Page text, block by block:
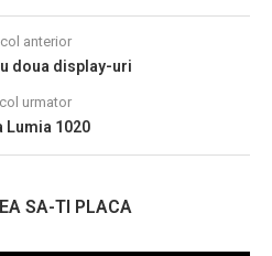
anterior
doua display-uri
urmator
Lumia 1020
SA-TI PLACA